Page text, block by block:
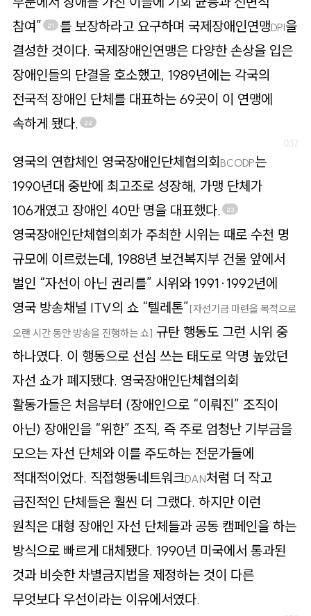
참여”
21 를 보장하라고 요구하며 국제장애인연맹DPI을
결성한 것이다. 국제장애인연맹은 다양한 손상을 입은
장애인들의 단결을 호소했고, 1989년에는 각국의
전국적 장애인 단체를 대표하는 69곳이 이 연맹에
속하게 됐다.
22
영국의 연합체인 영국장애인단체협의회BCODP는
1990년대 중반에 최고조로 성장해, 가맹 단체가
106개였고 장애인 40만 명을 대표했다.
23
영국장애인단체협의회가 주최한 시위는 때로 수천 명
규모에 이르렀는데, 1988년 보건복지부 건물 앞에서
벌인 “자선이 아닌 권리를” 시위와 1991·1992년에
영국 방송채널 ITV의 쇼 “텔레톤”[자선기금 마련을 목적으로
오랜 시간 동안 방송을 진행하는 쇼] 규탄 행동도 그런 시위 중
하나였다. 이 행동으로 선심 쓰는 태도로 악명 높았던
자선 쇼가 폐지됐다. 영국장애인단체협의회
활동가들은 처음부터 (장애인으로 “이뤄진” 조직이
아닌) 장애인을 “위한” 조직, 즉 주로 엄청난 기부금을
모으는 자선 단체와 이를 주도하는 전문가들에
적대적이었다. 직접행동네트워크DAN처럼 더 작고
급진적인 단체들은 훨씬 더 그랬다. 하지만 이런
원칙은 대형 장애인 자선 단체들과 공동 캠페인을 하는
방식으로 빠르게 대체됐다. 1990년 미국에서 통과된
것과 비슷한 차별금지법을 제정하는 것이 다른
무엇보다 우선이라는 이유에서였다.